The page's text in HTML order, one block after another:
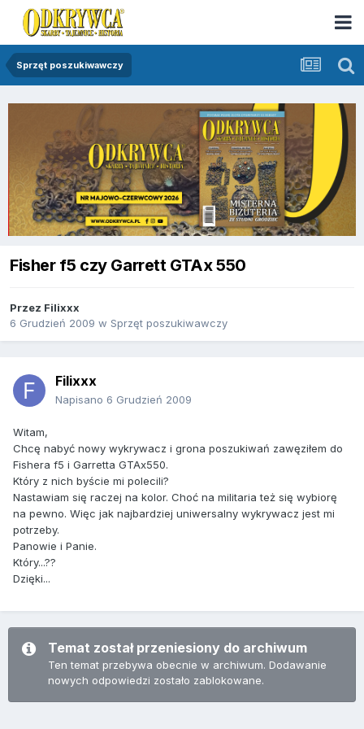
Sprzęt poszukiwawczy
Fisher f5 czy Garrett GTAx 550
Przez Filixxx
6 Grudzień 2009 w Sprzęt poszukiwawczy
Filixxx
Napisano 6 Grudzień 2009
Witam,
Chcę nabyć nowy wykrywacz i grona poszukiwań zawęziłem do
Fishera f5 i Garretta GTAx550.
Który z nich byście mi polecili?
Nastawiam się raczej na kolor. Choć na militaria też się wybiorę
na pewno. Więc jak najbardziej uniwersalny wykrywacz jest mi
potrzeby.
Panowie i Panie.
Który...??
Dzięki...
Temat został przeniesiony do archiwum
Ten temat przebywa obecnie w archiwum. Dodawanie
nowych odpowiedzi zostało zablokowane.